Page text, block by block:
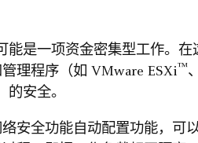
能是一项资金密集型工作。在
理程序（如 VMware ESXi™、
的安全。
安全功能自动配置功能，可